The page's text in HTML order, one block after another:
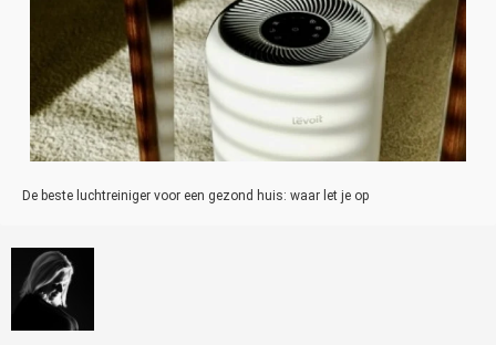
De beste luchtreiniger voor een gezond huis: waar let je op